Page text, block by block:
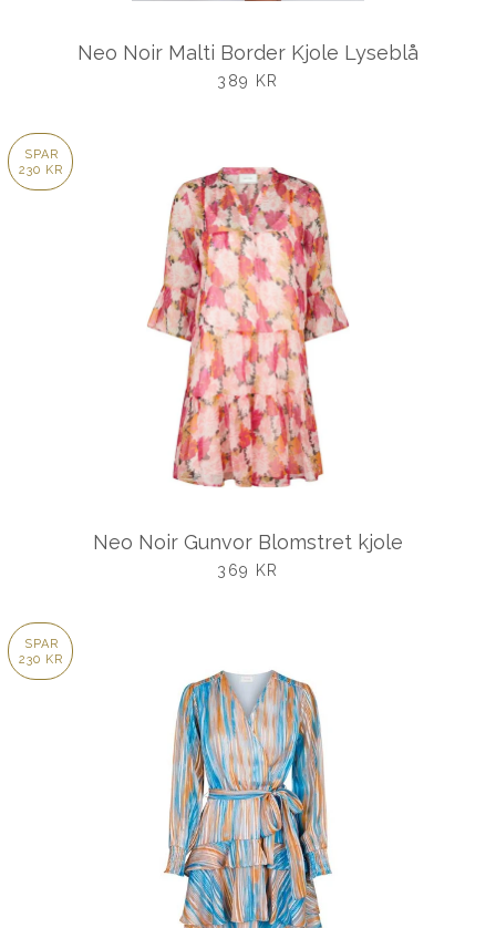
Neo Noir Malti Border Kjole Lyseblå
UDSALGSPRIS
389 KR
SPAR
230 KR
Neo Noir Gunvor Blomstret kjole
UDSALGSPRIS
369 KR
SPAR
230 KR